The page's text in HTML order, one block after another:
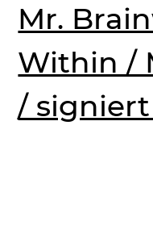
Mr.
Within /
/